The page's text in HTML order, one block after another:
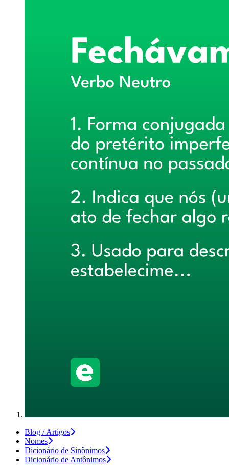
Blog / Artigos
Nomes
Dicionário de Sinônimos
Dicionário de Antônimos